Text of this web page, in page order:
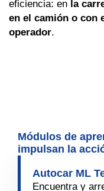
eficiencia: en la
en el camión o con
operador.
Módulos de
impulsan la
Autocar ML
Encuentra y